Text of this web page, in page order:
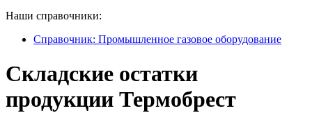
Наши справочники:
Справочник: Промышленное газовое оборудование
Складские остатки
продукции Термобрест